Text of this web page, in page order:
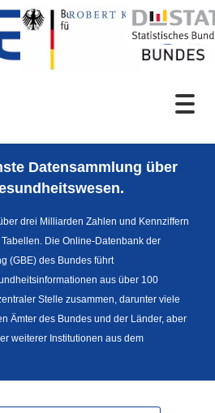
Datensammlung über
drei Milliarden Zahlen und Kennziffern
Die Online-Datenbank der
(GBE) des Bundes führt
aus über 100
Stelle zusammen, darunter viele
Ämter des Bundes und der Länder, aber
weiterer Institutionen aus dem